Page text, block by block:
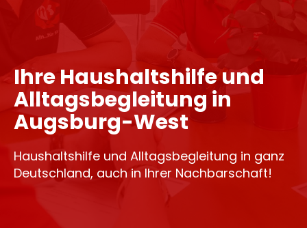
Ihre Haushaltshilfe und
Alltagsbegleitung in
Augsburg-West
Haushaltshilfe und Alltagsbegleitung in ganz
Deutschland, auch in Ihrer Nachbarschaft!